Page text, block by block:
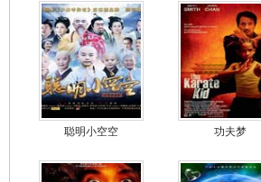
聪明小空空 功夫梦